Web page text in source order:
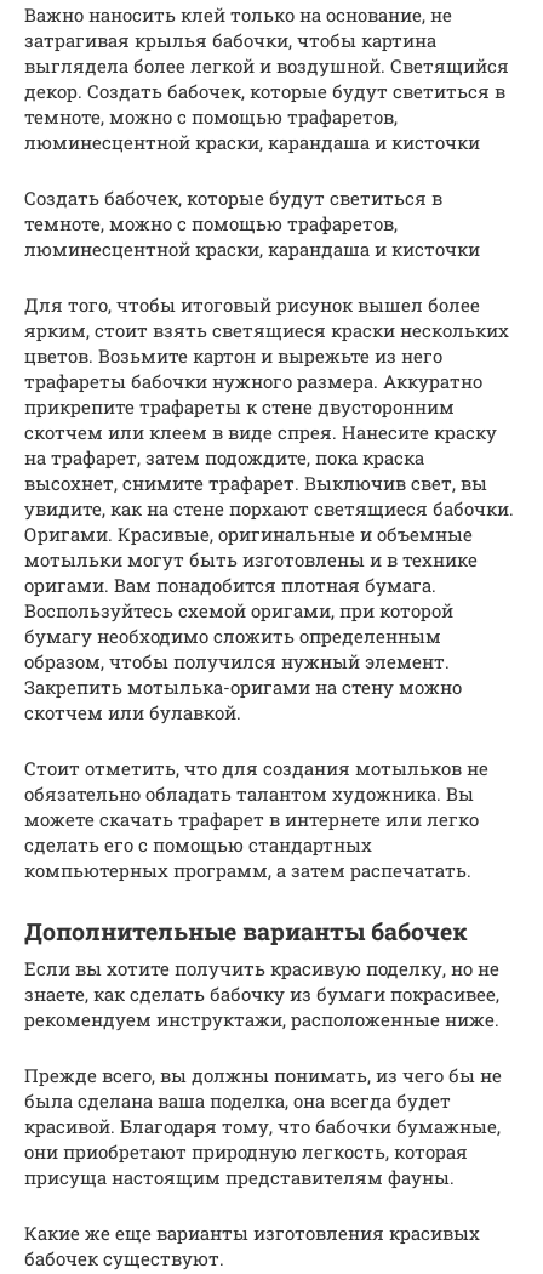
Важно наносить клей только на основание, не
затрагивая крылья бабочки, чтобы картина
выглядела более легкой и воздушной. Светящийся
декор. Создать бабочек, которые будут светиться в
темноте, можно с помощью трафаретов,
люминесцентной краски, карандаша и кисточки
Создать бабочек, которые будут светиться в
темноте, можно с помощью трафаретов,
люминесцентной краски, карандаша и кисточки
Для того, чтобы итоговый рисунок вышел более
ярким, стоит взять светящиеся краски нескольких
цветов. Возьмите картон и вырежьте из него
трафареты бабочки нужного размера. Аккуратно
прикрепите трафареты к стене двусторонним
скотчем или клеем в виде спрея. Нанесите краску
на трафарет, затем подождите, пока краска
высохнет, снимите трафарет. Выключив свет, вы
увидите, как на стене порхают светящиеся бабочки.
Оригами. Красивые, оригинальные и объемные
мотыльки могут быть изготовлены и в технике
оригами. Вам понадобится плотная бумага.
Воспользуйтесь схемой оригами, при которой
бумагу необходимо сложить определенным
образом, чтобы получился нужный элемент.
Закрепить мотылька-оригами на стену можно
скотчем или булавкой.
Стоит отметить, что для создания мотыльков не
обязательно обладать талантом художника. Вы
можете скачать трафарет в интернете или легко
сделать его с помощью стандартных
компьютерных программ, а затем распечатать.
Дополнительные варианты бабочек
Если вы хотите получить красивую поделку, но не
знаете, как сделать бабочку из бумаги покрасивее,
рекомендуем инструктажи, расположенные ниже.
Прежде всего, вы должны понимать, из чего бы не
была сделана ваша поделка, она всегда будет
красивой. Благодаря тому, что бабочки бумажные,
они приобретают природную легкость, которая
присуща настоящим представителям фауны.
Какие же еще варианты изготовления красивых
бабочек существуют.